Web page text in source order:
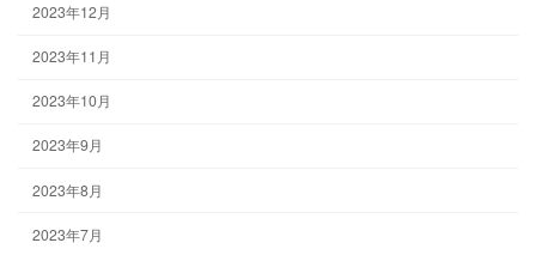
2023年12月
2023年11月
2023年10月
2023年9月
2023年8月
2023年7月